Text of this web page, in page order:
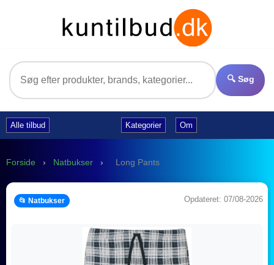
🔍 Søg
Alle tilbud Kategorier Om
Forside › Natbukser › Long Pants
📂 Natbukser Opdateret: 07/08-2026